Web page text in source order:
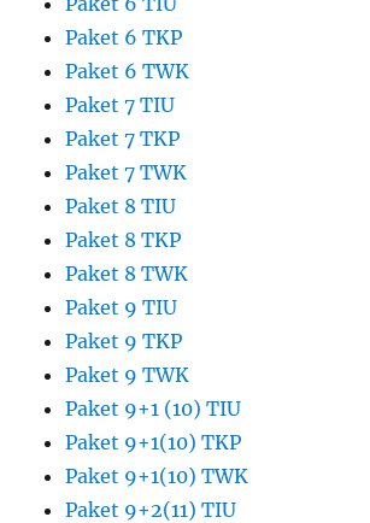
Paket 6 TKP
Paket 6 TWK
Paket 7 TIU
Paket 7 TKP
Paket 7 TWK
Paket 8 TIU
Paket 8 TKP
Paket 8 TWK
Paket 9 TIU
Paket 9 TKP
Paket 9 TWK
Paket 9+1 (10) TIU
Paket 9+1(10) TKP
Paket 9+1(10) TWK
Paket 9+2(11) TIU